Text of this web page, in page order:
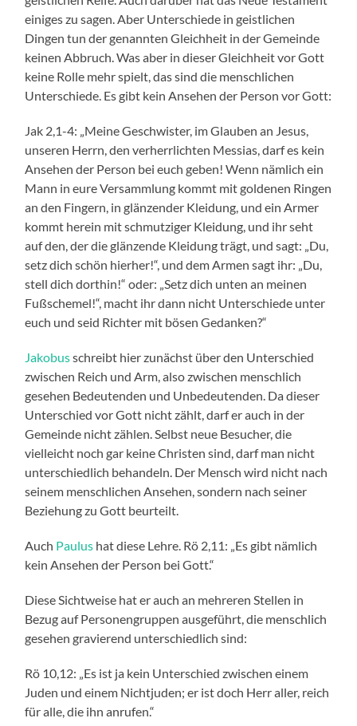
einiges zu sagen. Aber Unterschiede in geistlichen
Dingen tun der genannten Gleichheit in der Gemeinde
keinen Abbruch. Was aber in dieser Gleichheit vor Gott
keine Rolle mehr spielt, das sind die menschlichen
Unterschiede. Es gibt kein Ansehen der Person vor Gott:
Jak 2,1-4: „Meine Geschwister, im Glauben an Jesus,
unseren Herrn, den verherrlichten Messias, darf es kein
Ansehen der Person bei euch geben! Wenn nämlich ein
Mann in eure Versammlung kommt mit goldenen Ringen
an den Fingern, in glänzender Kleidung, und ein Armer
kommt herein mit schmutziger Kleidung, und ihr seht
auf den, der die glänzende Kleidung trägt, und sagt: „Du,
setz dich schön hierher!“, und dem Armen sagt ihr: „Du,
stell dich dorthin!“ oder: „Setz dich unten an meinen
Fußschemel!“, macht ihr dann nicht Unterschiede unter
euch und seid Richter mit bösen Gedanken?“
Jakobusschreibt hier zunächst über den Unterschied
zwischen Reich und Arm, also zwischen menschlich
gesehen Bedeutenden und Unbedeutenden. Da dieser
Unterschied vor Gott nicht zählt, darf er auch in der
Gemeinde nicht zählen. Selbst neue Besucher, die
vielleicht noch gar keine Christen sind, darf man nicht
unterschiedlich behandeln. Der Mensch wird nicht nach
seinem menschlichen Ansehen, sondern nach seiner
Beziehung zu Gott beurteilt.
Auch Paulus hat diese Lehre. Rö 2,11: „Es gibt nämlich
kein Ansehen der Person bei Gott.“
Diese Sichtweise hat er auch an mehreren Stellen in
Bezug auf Personengruppen ausgeführt, die menschlich
gesehen gravierend unterschiedlich sind:
Rö 10,12: „Es ist ja kein Unterschied zwischen einem
Juden und einem Nichtjuden; er ist doch Herr aller, reich
für alle, die ihn anrufen.“